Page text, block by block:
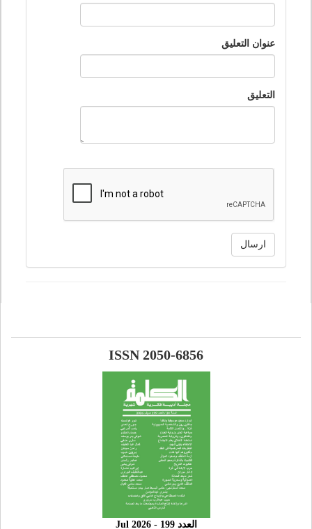
عنوان التعليق
التعليق
ارسال
ISSN 2050-6856
العدد 199 - 2026 Jul